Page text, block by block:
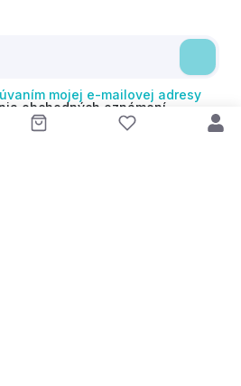
mojej e-mailovej adresy
obchodných oznámení
s čl. 6 ods. 1 písm. a)
Svoj súhlas môžem kedykoľvek